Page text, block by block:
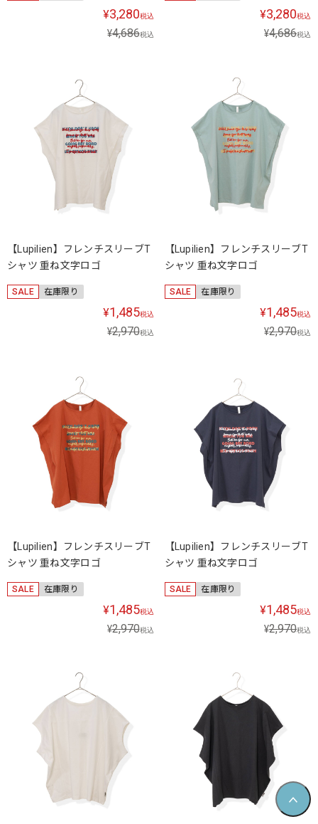
¥3,280税込
¥4,686税込
¥3,280税込
¥4,686税込
【Lupilien】フレンチスリーブT
シャツ 重ね文字ロゴ
SALE 在庫限り
¥1,485税込
¥2,970税込
【Lupilien】フレンチスリーブT
シャツ 重ね文字ロゴ
SALE 在庫限り
¥1,485税込
¥2,970税込
【Lupilien】フレンチスリーブT
シャツ 重ね文字ロゴ
SALE 在庫限り
¥1,485税込
¥2,970税込
【Lupilien】フレンチスリーブT
シャツ 重ね文字ロゴ
SALE 在庫限り
¥1,485税込
¥2,970税込